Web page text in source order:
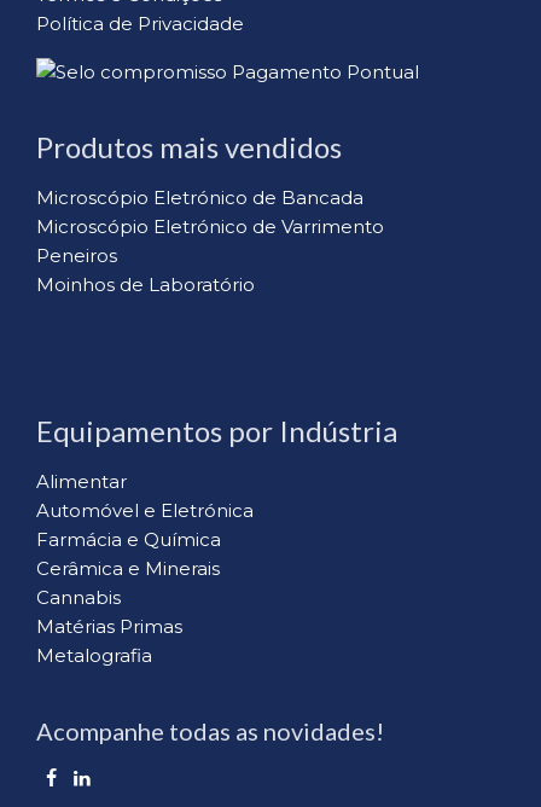
Política de Privacidade
Produtos mais vendidos
Microscópio Eletrónico de Bancada
Microscópio Eletrónico de Varrimento
Peneiros
Moinhos de Laboratório
Equipamentos por Indústria
Alimentar
Automóvel e Eletrónica
Farmácia e Química
Cerâmica e Minerais
Cannabis
Matérias Primas
Metalografia
Acompanhe todas as novidades!